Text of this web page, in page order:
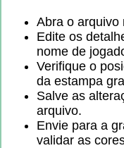
Abra o arquivo
Edite os
nome de
Verifique o
da estampa
Salve as
arquivo.
Envie para a
validar as